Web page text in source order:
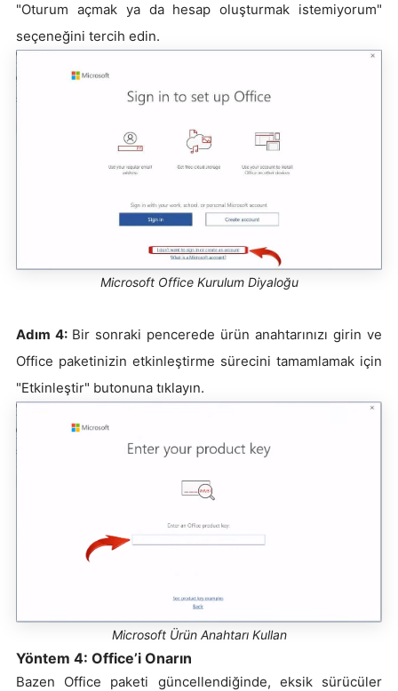
"Oturum açmak ya da hesap oluşturmak istemiyorum"
seçeneğini tercih edin.
Microsoft Office Kurulum Diyaloğu
Adım 4: Bir sonraki pencerede ürün anahtarınızı girin ve
Office paketinizin etkinleştirme sürecini tamamlamak için
"Etkinleştir" butonuna tıklayın.
Microsoft Ürün Anahtarı Kullan
Yöntem 4: Office’i Onarın
Bazen Office paketi güncellendiğinde, eksik sürücüler